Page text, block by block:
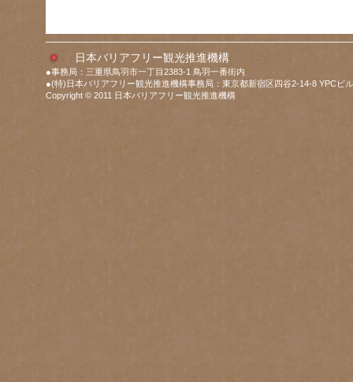
日本バリアフリー観光推進機構
●事務局：三重県鳥羽市一丁目2383-1 鳥羽一番街内
●(特)日本バリアフリー観光推進機構事務局：東京都新宿区四谷2-14-8 YPCビ
Copyright © 2011 日本バリアフリー観光推進機構